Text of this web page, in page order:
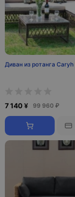
Диван из ротанга Caryh
7 140 ¥ 99 960 ₽